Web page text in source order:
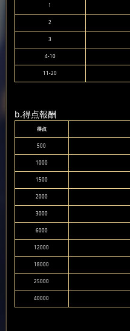
1
2
3
4-10
11-20
b.得点報酬
得点
500
1000
1500
2000
3000
6000
12000
18000
25000
40000